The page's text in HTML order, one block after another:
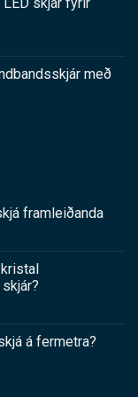
með
framleiðanda
á fermetra?